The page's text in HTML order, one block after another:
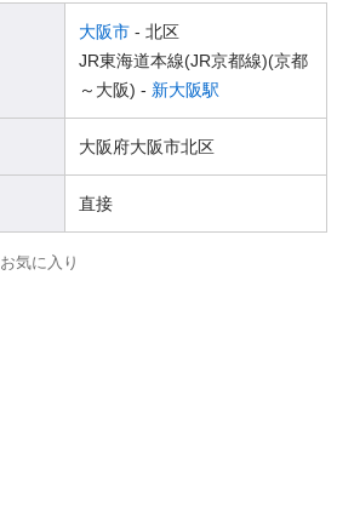
大阪市 - 北区
JR東海道本線(JR京都線)(京都
～大阪) - 新大阪駅
大阪府大阪市北区
直接
お気に入り